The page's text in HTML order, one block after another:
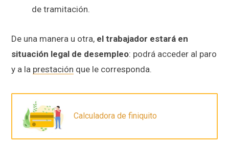
de tramitación.
De una manera u otra, el trabajador estará en
situación legal de desempleo: podrá acceder al paro
y a la prestación que le corresponda.
Calculadora de finiquito